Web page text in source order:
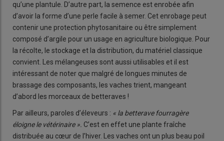
qu’une plantule. D’autre part, la semence est enrobée afin
d’avoir la forme d’une perle facile à semer. Cet enrobage peut
contenir une protection phytosanitaire ou être simplement
composé d’argile pour un usage en agriculture biologique. Pour
la récolte, le stockage et la distribution, du matériel classique
convient. Les mélangeuses sont aussi utilisables et il est
intéressant de noter que malgré de longues minutes de
brassage des composants, les vaches trient, mangeant
d’abord les morceaux de betteraves !
Par ailleurs, paroles d’éleveurs : « la betterave fourragère
éloigne le vétérinaire ». C’est en effet une plante fraîche
distribuée au cœur de l’hiver. Les vaches ont un plus beau poil